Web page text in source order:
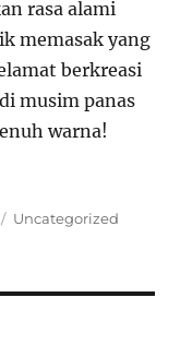
rasa alami
memasak yang
berkreasi
musim panas
warna!
Categories
Uncategorized